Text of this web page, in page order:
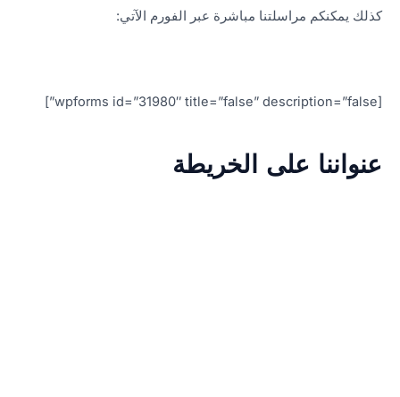
كذلك يمكنكم مراسلتنا مباشرة عبر الفورم الآتي:
[wpforms id=”31980″ title=”false” description=”false”]
عنواننا على الخريطة